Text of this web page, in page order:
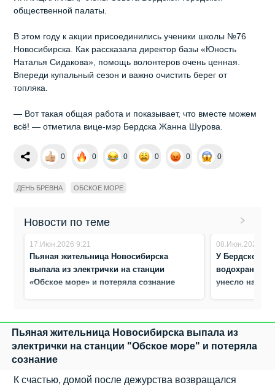
общественной палаты.
В этом году к акции присоединились ученики школы №76
Новосибирска. Как рассказала директор базы «Юность
Наталья Сидакова», помощь волонтеров очень ценная.
Впереди купальный сезон и важно очистить берег от
топляка.
— Вот такая общая работа и показывает, что вместе можем
всё! — отметила вице-мэр Бердска Жанна Шурова.
0 0 0 0 0 0
ДЕНЬ БРЕВНА ОБСКОЕ МОРЕ
Новости по теме
17.Июн.2026 9:21
Пьяная жительница Новосибирска
выпала из электрички на станции
«Обское море» и потеряла сознание
08.Июн.2026
У Бердской
унесло на
Пьяная жительница Новосибирска выпала из
электрички на станции "Обское море" и потеряла
сознание
К счастью, домой после дежурства возвращался